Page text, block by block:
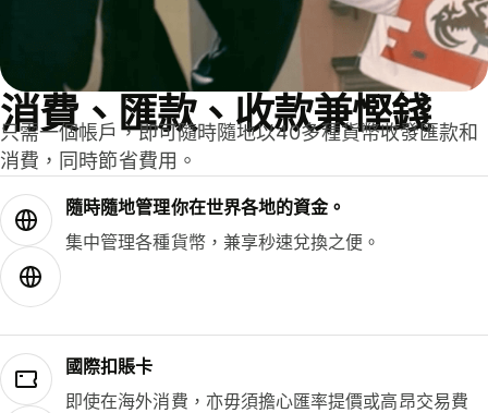
消費、匯款、收款兼慳錢
只需一個帳戶，即可隨時隨地以40多種貨幣收發匯款和
消費，同時節省費用。
隨時隨地管理你在世界各地的資金。
集中管理各種貨幣，兼享秒速兌換之便。
國際扣賬卡
即使在海外消費，亦毋須擔心匯率提價或高昂交易費